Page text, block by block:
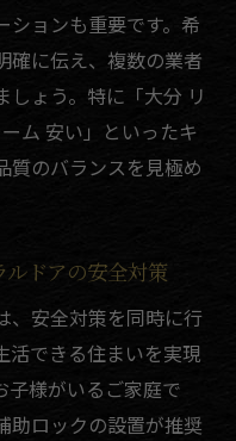
ションも重要です。希
確に伝え、複数の業者
ょう。特に「大分 リ
ム 安い」といったキ
質のバランスを見極め
ルドアの安全対策
、安全対策を同時に行
活できる住まいを実現
子様がいるご家庭で
助ロックの設置が推奨